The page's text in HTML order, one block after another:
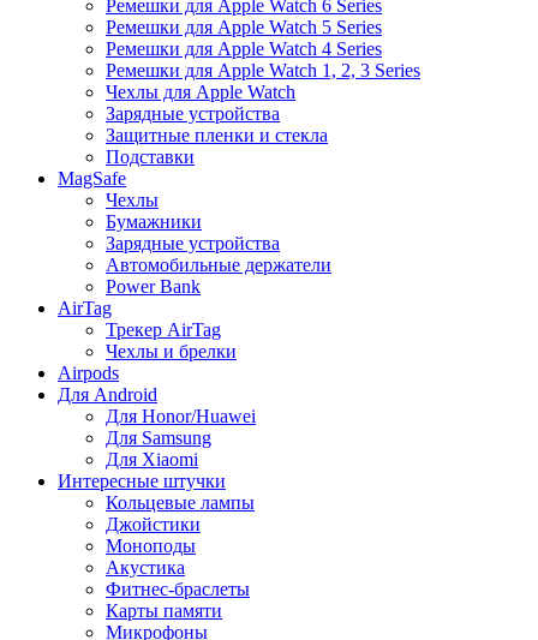
Ремешки для Apple Watch 6 Series
Ремешки для Apple Watch 5 Series
Ремешки для Apple Watch 4 Series
Ремешки для Apple Watch 1, 2, 3 Series
Чехлы для Apple Watch
Зарядные устройства
Защитные пленки и стекла
Подставки
MagSafe
Чехлы
Бумажники
Зарядные устройства
Автомобильные держатели
Power Bank
AirTag
Трекер AirTag
Чехлы и брелки
Airpods
Для Android
Для Honor/Huawei
Для Samsung
Для Xiaomi
Интересные штучки
Кольцевые лампы
Джойстики
Моноподы
Акустика
Фитнес-браслеты
Карты памяти
Микрофоны